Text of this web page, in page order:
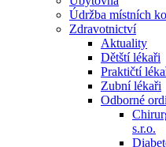
Údržba místních
Zdravotnictví
Aktuality
Dětští lékaři
Praktičtí
Zubní lékaři
Odborné
s.r.o.